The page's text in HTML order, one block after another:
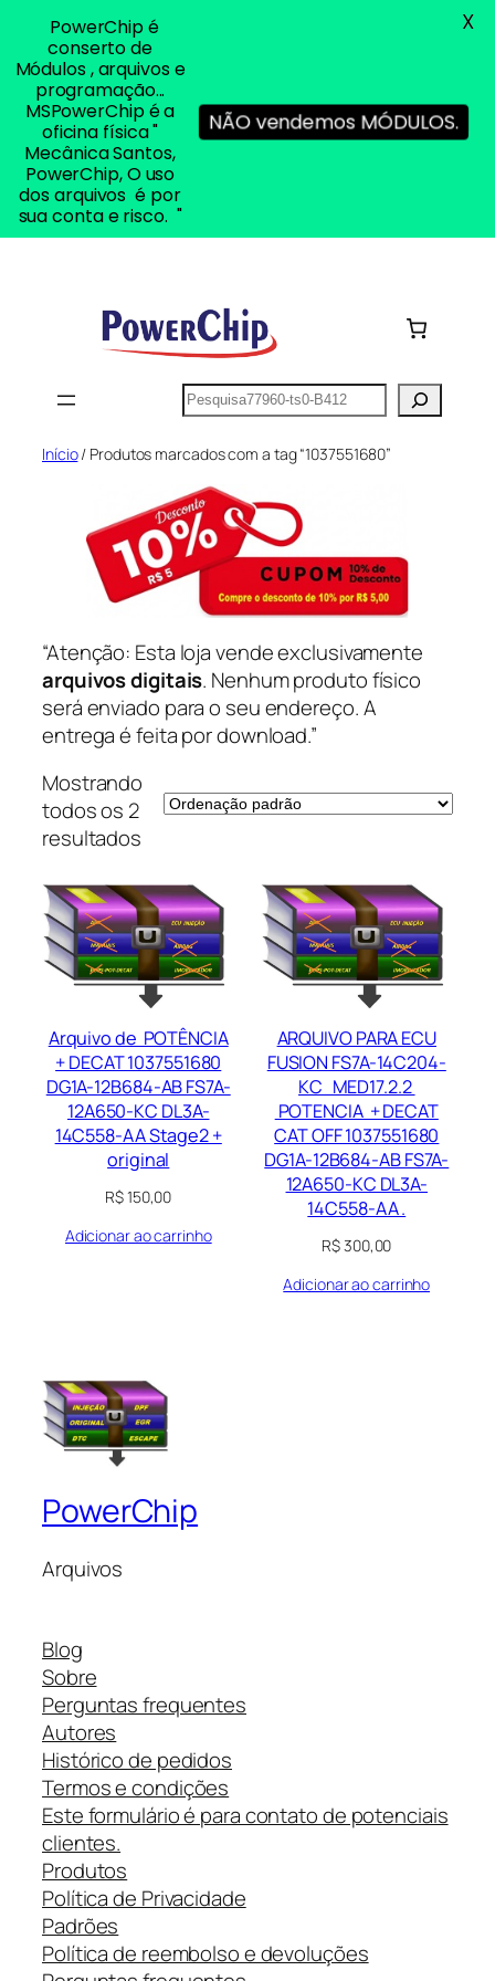
Pesquisar
Início/ Produtos marcados com a tag “1037551680”
“Atenção: Esta loja vende exclusivamente
arquivos digitais. Nenhum produto físico
será enviado para o seu endereço. A
entrega é feita por download.”
Mostrando
todos os 2
resultados
Arquivo de POTÊNCIA
+ DECAT 1037551680
DG1A-12B684-AB FS7A-
12A650-KC DL3A-
14C558-AA Stage2 +
original
R$150,00
Adicionar ao carrinho
ARQUIVO PARA ECU
FUSION FS7A-14C204-
KC MED17.2.2
POTENCIA + DECAT
CAT OFF 1037551680
DG1A-12B684-AB FS7A-
12A650-KC DL3A-
14C558-AA .
R$300,00
Adicionar ao carrinho
PowerChip
Arquivos
Blog
Sobre
Perguntas frequentes
Autores
Histórico de pedidos
Termos e condições
Este formulário é para contato de potenciais
clientes.
Produtos
Política de Privacidade
Padrões
Política de reembolso e devoluções
PowerChip é
conserto de
Módulos , arquivos e
programação...
MSPowerChip é a
oficina física "
Mecânica Santos,
PowerChip, O uso
dos arquivos é por
sua conta e risco. "
NÃO vendemos MÓDULOS.
X